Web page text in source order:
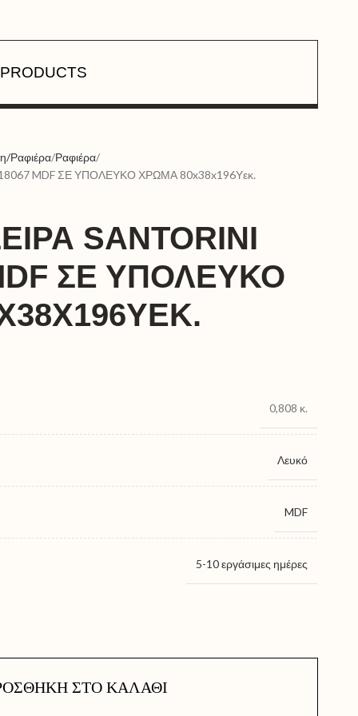
PRODUCTS
Ραφιέρα Ραφιέρα
MDF ΣΕ ΥΠΟΛΕΥΚΟ ΧΡΩΜΑ 80x38x196Υεκ.
SANTORINI
ΣΕ ΥΠΟΛΕΥΚΟ
0,808 κ.
Λευκό
MDF
5-10 εργάσιμες ημέρες
ΣΤΟ ΚΑΛΆΘΙ